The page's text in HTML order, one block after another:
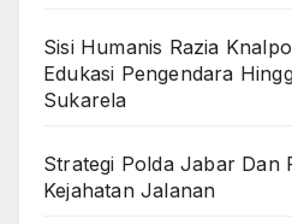
Sisi Humanis Razia
Edukasi Pengendara
Sukarela
Strategi Polda Jabar Dan
Kejahatan Jalanan